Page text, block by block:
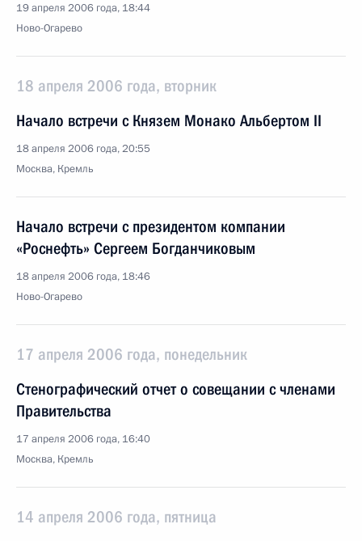
19 апреля 2006 года, 18:44
Ново-Огарево
18 апреля 2006 года, вторник
Начало встречи с Князем Монако Альбертом II
18 апреля 2006 года, 20:55
Москва, Кремль
Начало встречи с президентом компании
«Роснефть» Сергеем Богданчиковым
18 апреля 2006 года, 18:46
Ново-Огарево
17 апреля 2006 года, понедельник
Стенографический отчет о совещании с членами
Правительства
17 апреля 2006 года, 16:40
Москва, Кремль
14 апреля 2006 года, пятница